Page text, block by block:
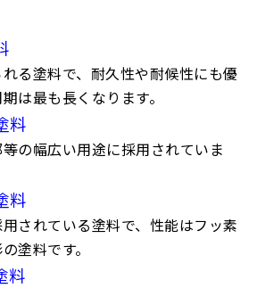
る塗料で、耐久性や耐候性にも優
は最も長くなります。
料
の幅広い用途に採用されていま
料
されている塗料で、性能はフッ素
塗料です。
料